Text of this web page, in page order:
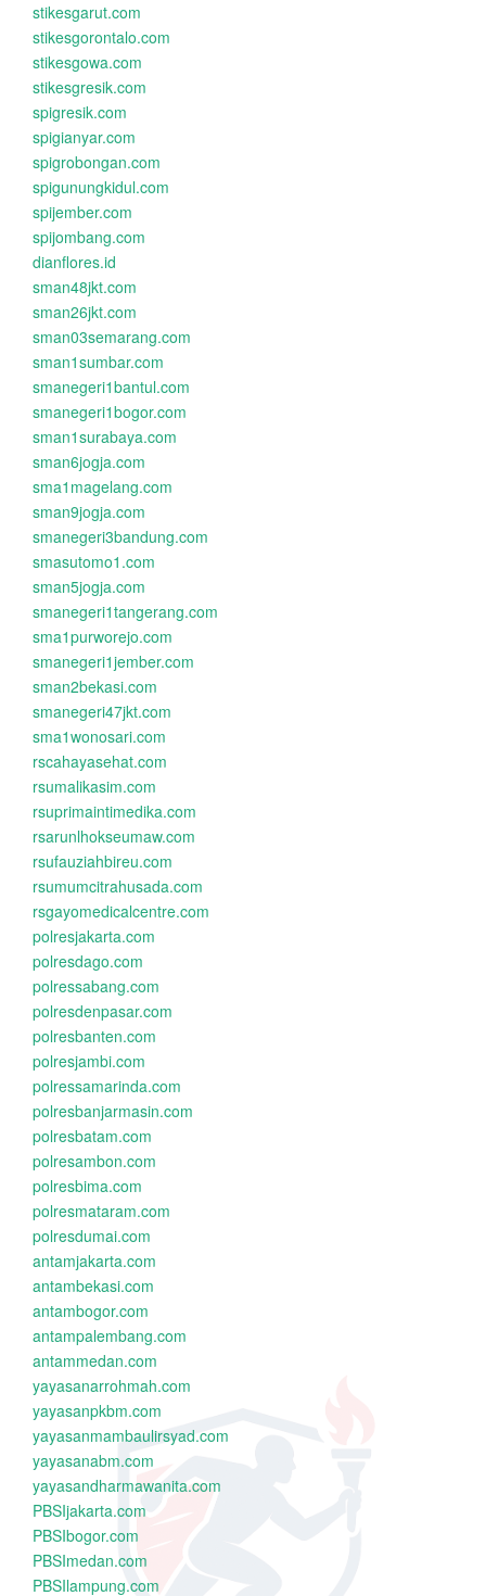
stikesgarut.com
stikesgorontalo.com
stikesgowa.com
stikesgresik.com
spigresik.com
spigianyar.com
spigrobongan.com
spigunungkidul.com
spijember.com
spijombang.com
dianflores.id
sman48jkt.com
sman26jkt.com
sman03semarang.com
sman1sumbar.com
smanegeri1bantul.com
smanegeri1bogor.com
sman1surabaya.com
sman6jogja.com
sma1magelang.com
sman9jogja.com
smanegeri3bandung.com
smasutomo1.com
sman5jogja.com
smanegeri1tangerang.com
sma1purworejo.com
smanegeri1jember.com
sman2bekasi.com
smanegeri47jkt.com
sma1wonosari.com
rscahayasehat.com
rsumalikasim.com
rsuprimaintimedika.com
rsarunlhokseumaw.com
rsufauziahbireu.com
rsumumcitrahusada.com
rsgayomedicalcentre.com
polresjakarta.com
polresdago.com
polressabang.com
polresdenpasar.com
polresbanten.com
polresjambi.com
polressamarinda.com
polresbanjarmasin.com
polresbatam.com
polresambon.com
polresbima.com
polresmataram.com
polresdumai.com
antamjakarta.com
antambekasi.com
antambogor.com
antampalembang.com
antammedan.com
yayasanarrohmah.com
yayasanpkbm.com
yayasanmambaulirsyad.com
yayasanabm.com
yayasandharmawanita.com
PBSIjakarta.com
PBSIbogor.com
PBSImedan.com
PBSIlampung.com